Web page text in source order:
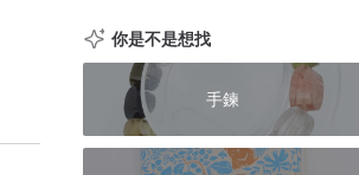
你是不是想找
手鍊